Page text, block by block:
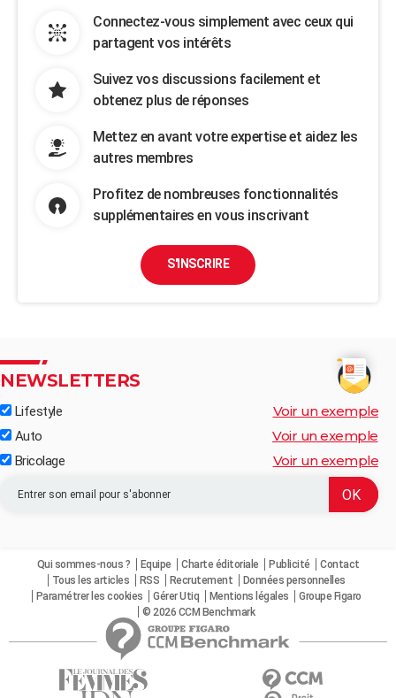
Connectez-vous simplement avec ceux qui
partagent vos intérêts
Suivez vos discussions facilement et
obtenez plus de réponses
Mettez en avant votre expertise et aidez les
autres membres
Profitez de nombreuses fonctionnalités
supplémentaires en vous inscrivant
S'INSCRIRE
NEWSLETTERS
Lifestyle Voir un exemple
Auto Voir un exemple
Bricolage Voir un exemple
Qui sommes-nous ? Equipe Charte éditoriale Publicité
Contact
Tous les articles
RSS Recrutement
Données personnelles
Paramétrer les cookies
Gérer Utiq Mentions légales
Groupe Figaro
© 2026 CCM Benchmark